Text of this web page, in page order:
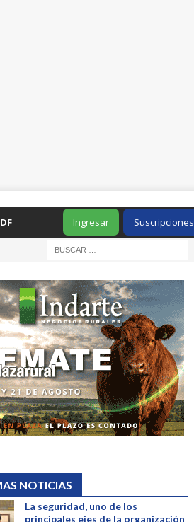
Suscripciones
Ingresar
NOTICIAS
La seguridad, uno de los
principales ejes de la organización